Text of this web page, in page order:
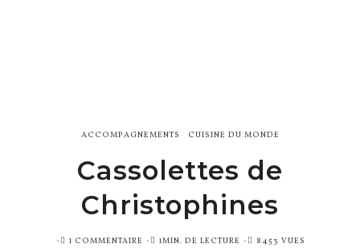
ACCOMPAGNEMENTS CUISINE DU MONDE
Cassolettes de
Christophines
PUBLIÉ1 COMMENTAIRE 1MIN. DE LECTURE 8453 VUES